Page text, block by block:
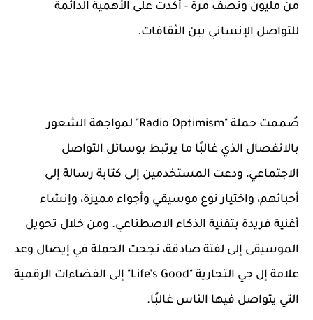
من مليون ونصف مرة - أكدت على الأهمية الدائمة
للتواصل الإنساني بين الثقافات.
صُممت حملة "Radio Optimism" لمواجهة الشعور
بالانفصال الذي غالبًا ما يرتبط بوسائل التواصل
الاجتماعي، ودعت المستخدمين إلى كتابة رسالة إلى
أحبائهم، واختيار نوع موسيقي وأجواء مميزة، وإنشاء
أغنية فريدة بتقنية الذكاء الاصطناعي. ومن خلال تحويل
الموسيقى إلى لفتة صادقة، نجحت الحملة في إيصال وعد
علامة إل جي التجارية "Life’s Good" إلى الفضاءات الرقمية
التي يتواصل فيها الناس غالبًا.